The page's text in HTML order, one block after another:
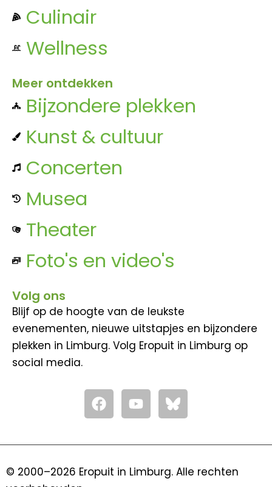
Culinair
Wellness
Meer ontdekken
Bijzondere plekken
Kunst & cultuur
Concerten
Musea
Theater
Foto's en video's
Volg ons
Blijf op de hoogte van de leukste
evenementen, nieuwe uitstapjes en bijzondere
plekken in Limburg. Volg Eropuit in Limburg op
social media.
F
a
c
o
Y
o
u
b
© 2000–2026 Eropuit in Limburg. Alle rechten